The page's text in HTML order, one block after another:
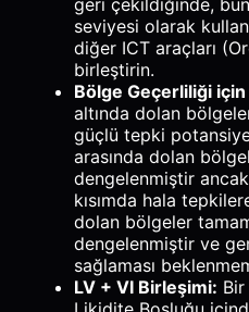
seviyesi olarak
diğer ICT araçları
birleştirin.
Bölge Geçerliliği
altında dolan
güçlü tepki
arasında dolan
dengelenmiştir
kısımda hala
dolan bölgeler
dengelenmiştir ve
sağlaması
LV + VI Birleşimi: